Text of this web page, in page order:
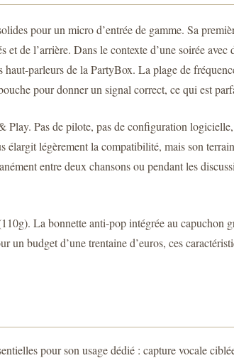
pour un micro d’entrée de gamme. Sa
et de l’arrière. Dans le contexte d’une soirée
haut-parleurs de la PartyBox. La plage de
pour donner un signal correct, ce qui est
Play. Pas de pilote, pas de configuration
élargit légèrement la compatibilité, mais son
entre deux chansons ou pendant les
La bonnette anti-pop intégrée au
un budget d’une trentaine d’euros, ces
pour son usage dédié : capture vocale